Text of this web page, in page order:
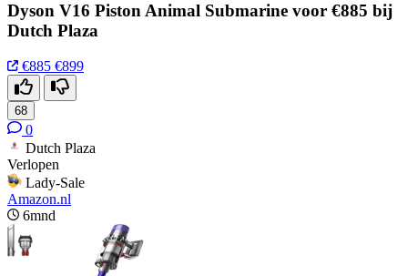
Dyson V16 Piston Animal Submarine voor €885 bij
Dutch Plaza
€885 €899
68
0
Dutch Plaza
Verlopen
Lady-Sale
Amazon.nl
6mnd